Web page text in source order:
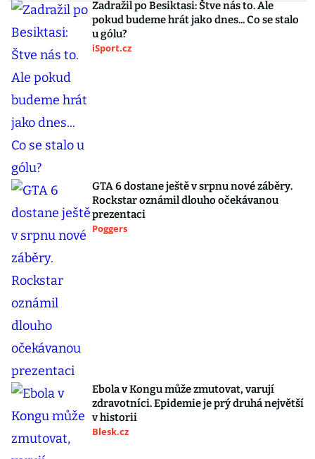
Zadražil po Besiktasi: Štve nás to. Ale
pokud budeme hrát jako dnes... Co se stalo
u gólu?
iSport.cz
GTA 6 dostane ještě v srpnu nové záběry.
Rockstar oznámil dlouho očekávanou
prezentaci
Poggers
Ebola v Kongu může zmutovat, varují
zdravotníci. Epidemie je prý druhá největší
v historii
Blesk.cz